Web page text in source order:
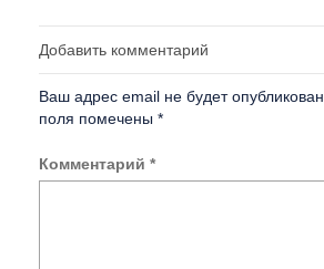
Добавить комментарий
Ваш адрес email не будет опубликован.
поля помечены *
Комментарий *